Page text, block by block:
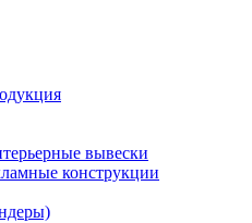
вывески
конструкции